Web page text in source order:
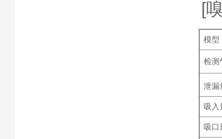
[
模型
检测
泄漏
吸入
吸口